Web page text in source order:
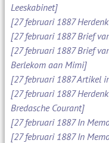
Leeskabinet]
[27 februari 1887
[27 februari 1887 Brief
[27 februari 1887 Brief
Berlekom aan Mimi]
[27 februari 1887 Artikel
[27 februari 1887
Bredasche Courant]
[27 februari 1887 In
[27 februari 1887 In